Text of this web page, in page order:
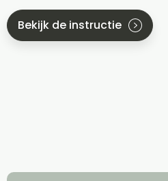
Bekijk de instructie